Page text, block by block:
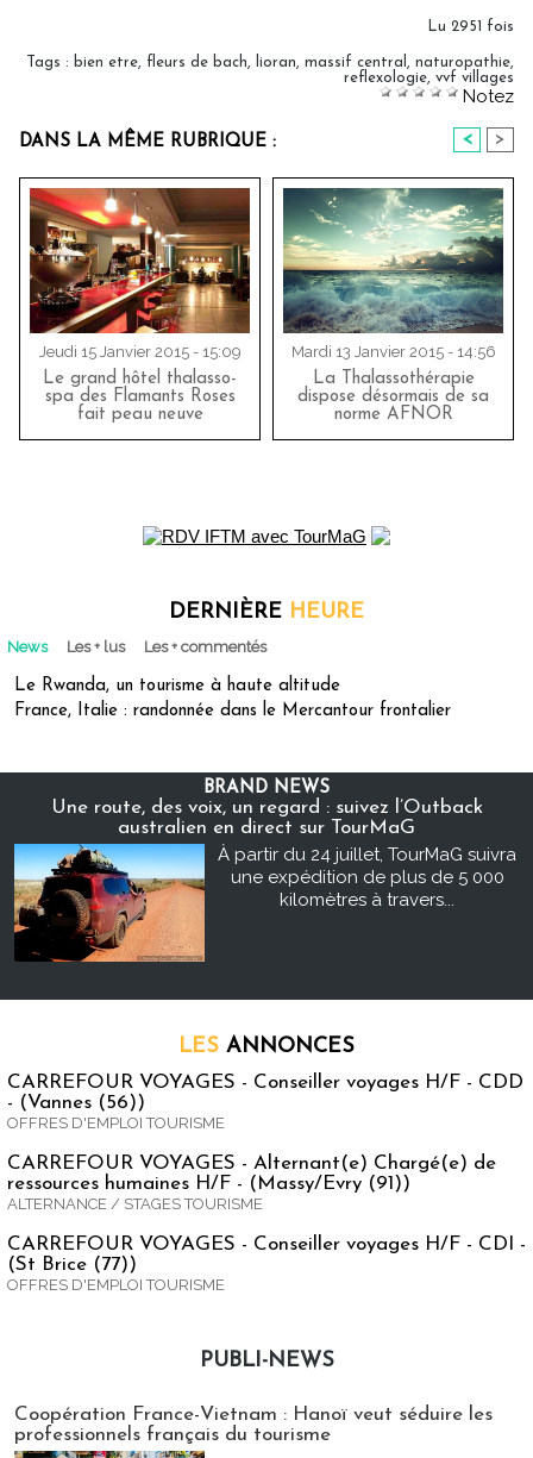
Lu 2951 fois
Tags : bien etre, fleurs de bach, lioran, massif central , naturopathie,
reflexologie, vvf villages
Notez
DANS LA MÊME RUBRIQUE : < >
Jeudi 15 Janvier 2015 - 15:09
Le grand hôtel thalasso-
spa des Flamants Roses
fait peau neuve
Mardi 13 Janvier 2015 - 14:56
La Thalassothérapie
dispose désormais de sa
norme AFNOR
DERNIÈRE HEURE
News Les + lus Les + commentés
Le Rwanda, un tourisme à haute altitude
France, Italie : randonnée dans le Mercantour frontalier
BRAND NEWS
Une route, des voix, un regard : suivez l’Outback
australien en direct sur TourMaG
À partir du 24 juillet, TourMaG suivra
une expédition de plus de 5 000
kilomètres à travers...
LES ANNONCES
CARREFOUR VOYAGES - Conseiller voyages H/F - CDD
- (Vannes (56))
OFFRES D'EMPLOI TOURISME
CARREFOUR VOYAGES - Alternant(e) Chargé(e) de
ressources humaines H/F - (Massy/Evry (91))
ALTERNANCE / STAGES TOURISME
CARREFOUR VOYAGES - Conseiller voyages H/F - CDI -
(St Brice (77))
OFFRES D'EMPLOI TOURISME
PUBLI-NEWS
Coopération France-Vietnam : Hanoï veut séduire les
professionnels français du tourisme